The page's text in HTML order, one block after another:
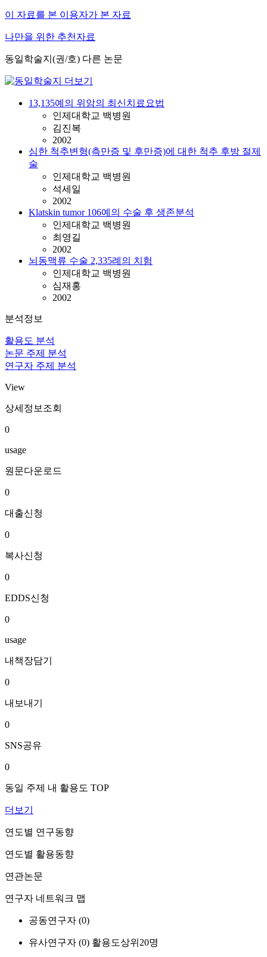
이 자료를 본 이용자가 본 자료
나만을 위한 추천자료
동일학술지(권/호) 다른 논문
13,135예의 위암의 최신치료요법
인제대학교 백병원
김진복
2002
심한 척추변형(측만증 및 후만증)에 대한 척추 후방 절제
술
인제대학교 백병원
석세일
2002
Klatskin tumor 106예의 수술 후 생존분석
인제대학교 백병원
최영길
2002
뇌동맥류 수술 2,335례의 치험
인제대학교 백병원
심재홍
2002
분석정보
활용도 분석
논문 주제 분석
연구자 주제 분석
View
상세정보조회
0
usage
원문다운로드
0
대출신청
0
복사신청
0
EDDS신청
0
usage
내책장담기
0
내보내기
0
SNS공유
0
동일 주제 내 활용도 TOP
더보기
연도별 연구동향
연도별 활용동향
연관논문
연구자 네트워크 맵
공동연구자 (0)
유사연구자 (0) 활용도상위20명